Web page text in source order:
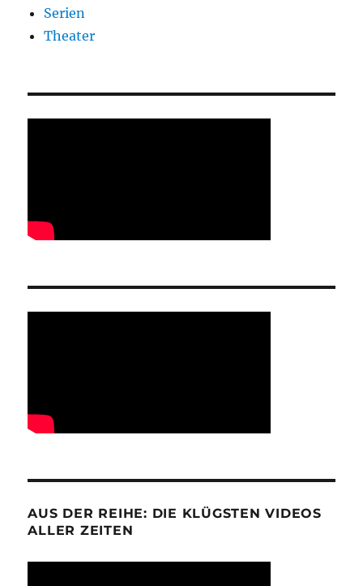
Serien
Theater
AUS DER REIHE: DIE KLÜGSTEN VIDEOS
ALLER ZEITEN